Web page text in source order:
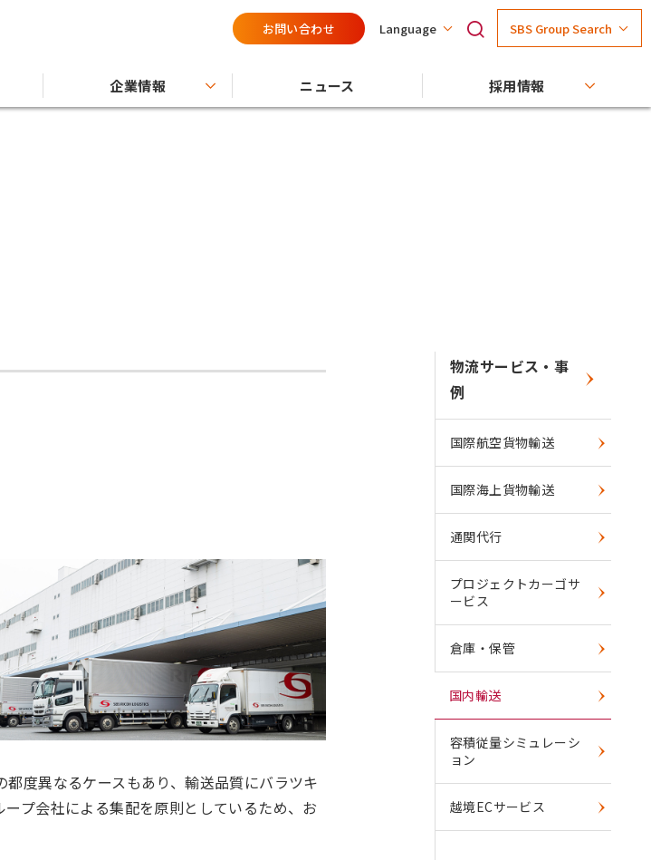
お問い合わせ Language SBS Group Search
企業情報 ニュース 採用情報
度異なるケースもあり、輸送品質にバラツキ
プ会社による集配を原則としているため、お
物流サービス・事
例
国際航空貨物輸送
国際海上貨物輸送
通関代行
プロジェクトカーゴサ
ービス
倉庫・保管
国内輸送
容積従量シミュレーシ
ョン
越境ECサービス